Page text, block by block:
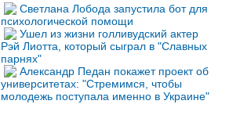
Светлана Лобода запустила бот для
психологической помощи
Ушел из жизни голливудский актер
Рэй Лиотта, который сыграл в "Славных
парнях"
Александр Педан покажет проект об
университетах: "Стремимся, чтобы
молодежь поступала именно в Украине"